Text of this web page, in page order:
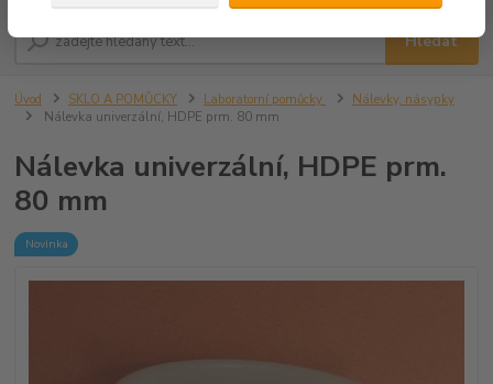
Hledat
Úvod SKLO A POMŮCKY Laboratorní pomůcky
Nálevky, násypky
Nálevka univerzální, HDPE prm. 80 mm
Nálevka univerzální, HDPE prm.
80 mm
Novinka